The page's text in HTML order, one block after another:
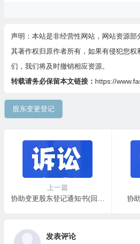
声明：本站是非经营性网站，网站资源部
其著作权归原作者所有，如果有侵犯您权
们，我们将及时撤销相应资源。
转载请务必保留本文链接： https://
股东变更登记
上一篇
协助变更股东登记通知书(回执)
协
发表评论